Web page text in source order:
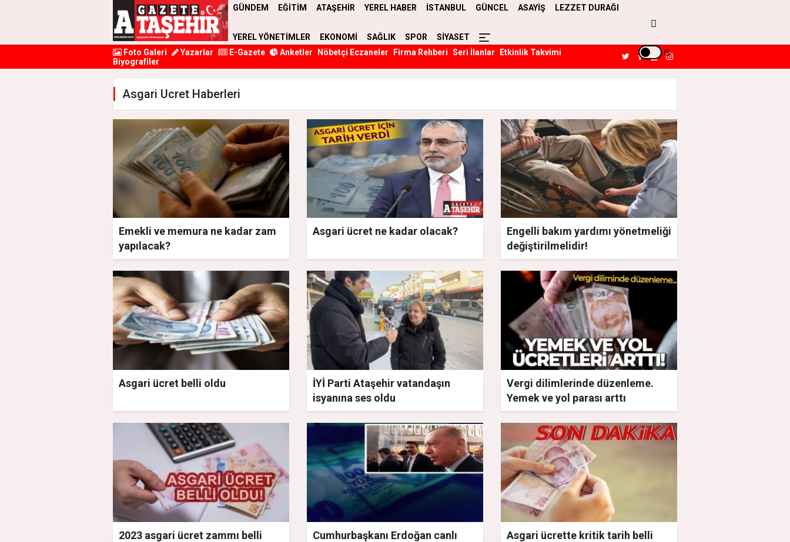
GÜNDEM EĞİTİM ATAŞEHİR YEREL HABER İSTANBUL GÜNCEL ASAYİŞ LEZZET DURAĞI
YEREL YÖNETİMLER EKONOMİ SAĞLIK SPOR
SİYASET
Foto Galeri
Yazarlar E-Gazete Anketler Nöbetçi Eczaneler Firma Rehberi Seri İlanlar
Etkinlik Takvimi
Biyografiler
Asgari Ucret Haberleri
Emekli ve memura ne kadar zam
yapılacak?
Asgari ücret ne kadar olacak?
Engelli bakım yardımı yönetmeliği
değiştirilmelidir!
Asgari ücret belli oldu
İYİ Parti Ataşehir vatandaşın
isyanına ses oldu
Vergi dilimlerinde düzenleme.
Yemek ve yol parası arttı
2023 asgari ücret zammı belli
Cumhurbaşkanı Erdoğan canlı
Asgari ücrette kritik tarih belli